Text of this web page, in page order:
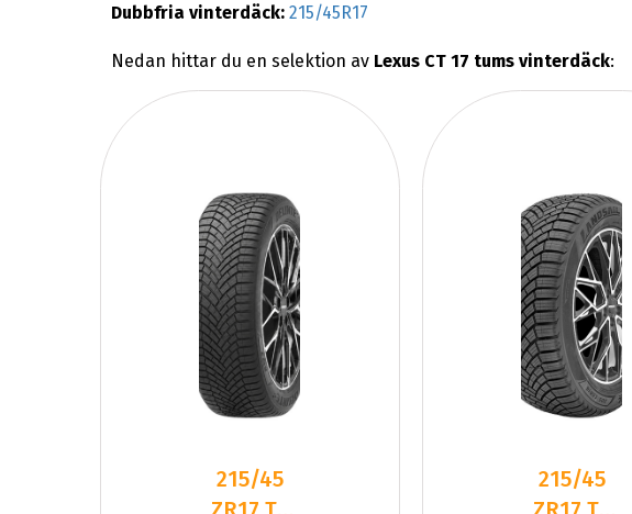
Dubbfria vinterdäck: 215/45R17
Nedan hittar du en selektion av Lexus CT 17 tums vinterdäck:
215/45
215/45